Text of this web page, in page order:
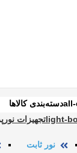
دسته‌بندی کالاها
تجهیزات
نور ثابت